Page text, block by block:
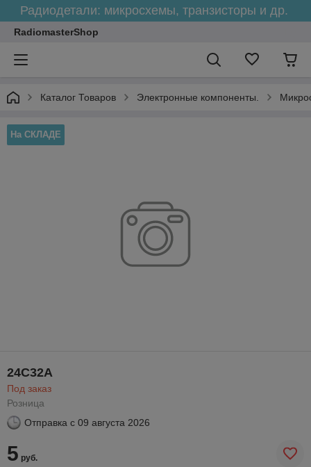
Радиодетали: микросхемы, транзисторы и др.
RadiomasterShop
Каталог Товаров Электронные компоненты.
На СКЛАДЕ
24C32A
Под заказ
Розница
Отправка с 09 августа 2026
5 руб.